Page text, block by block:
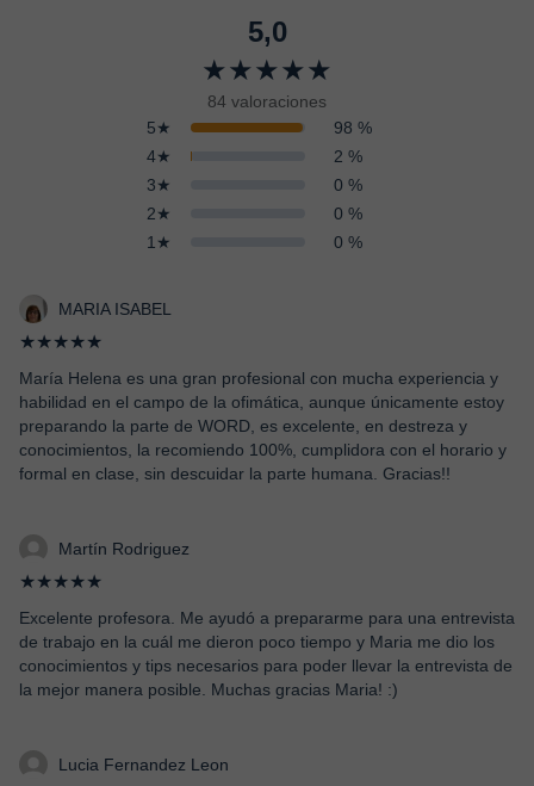
5,0
★★★★★
84 valoraciones
5★
98 %
4★
2 %
3★
0 %
2★
0 %
1★
0 %
MARIA ISABEL
★★★★★
María Helena es una gran profesional con mucha experiencia y
habilidad en el campo de la ofimática, aunque únicamente estoy
preparando la parte de WORD, es excelente, en destreza y
conocimientos, la recomiendo 100%, cumplidora con el horario y
formal en clase, sin descuidar la parte humana. Gracias!!
Martín Rodriguez
★★★★★
Excelente profesora. Me ayudó a prepararme para una entrevista
de trabajo en la cuál me dieron poco tiempo y Maria me dio los
conocimientos y tips necesarios para poder llevar la entrevista de
la mejor manera posible. Muchas gracias Maria! :)
Lucia Fernandez Leon